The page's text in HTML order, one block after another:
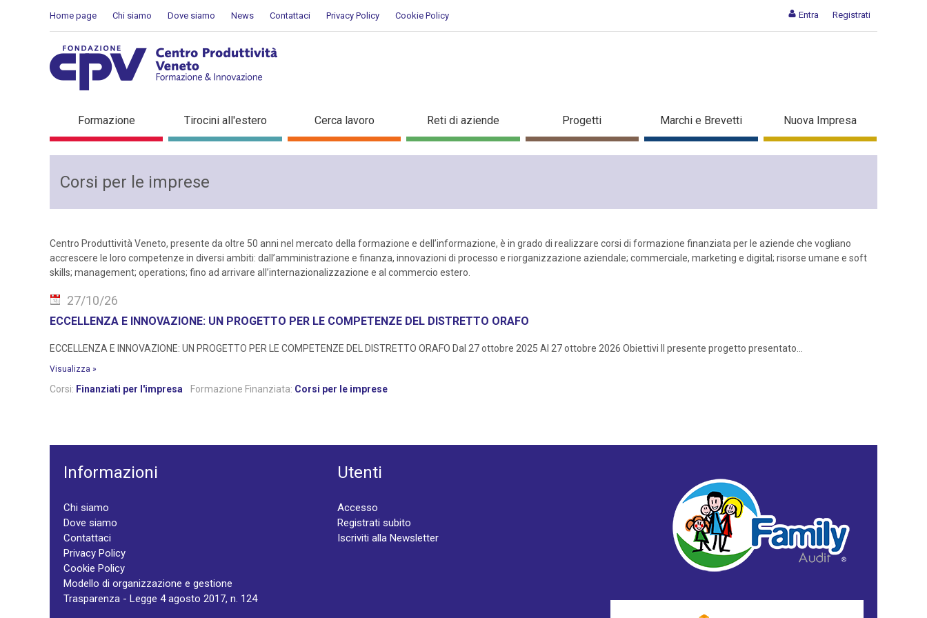
Entra Registrati
Home page Chi siamo Dove siamo News Contattaci Privacy Policy Cookie Policy
Corso formazione saldatura
Formazione Tirocini all'estero Cerca lavoro Reti di aziende Progetti Marchi e Brevetti Nuova Impresa
Corsi per le imprese
Centro Produttività Veneto, presente da oltre 50 anni nel mercato della formazione e dell’informazione, è in grado di realizzare corsi di formazione finanziata per le aziende che vogliano
accrescere le loro competenze in diversi ambiti: dall’amministrazione e finanza, innovazioni di processo e riorganizzazione aziendale; commerciale, marketing e digital; risorse umane e soft
skills; management; operations; fino ad arrivare all’internazionalizzazione e al commercio estero.
ECCELLENZA E INNOVAZIONE: UN PROGETTO PER LE COMPETENZE DEL DISTRETTO ORAFO
ECCELLENZA E INNOVAZIONE: UN PROGETTO PER LE COMPETENZE DEL DISTRETTO ORAFO Dal 27 ottobre 2025 Al 27 ottobre 2026 Obiettivi Il presente progetto presentato...
Visualizza »
Corsi: Finanziati per l'impresa Formazione Finanziata: Corsi per le imprese
27/10/26
Informazioni
Chi siamo
Dove siamo
Contattaci
Privacy Policy
Cookie Policy
Modello di organizzazione e gestione
Trasparenza - Legge 4 agosto 2017, n. 124
Utenti
Accesso
Registrati subito
Iscriviti alla Newsletter